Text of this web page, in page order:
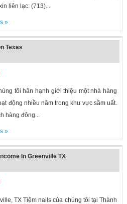
liên lạc: (713)...
»
Texas
tôi hân hạnh giới thiệu một nhà hàng
động nhiều năm trong khu vực sầm uất.
hàng đông...
»
In Greenville TX
TX Tiệm nails của chúng tôi tại Thành